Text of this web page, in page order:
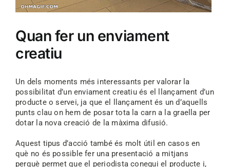
Quan fer un enviament
creatiu
Un dels moments més interessants per valorar la
possibilitat d’un enviament creatiu és el llançament d’un
producte o servei, ja que el llançament és un d’aquells
punts clau on hem de posar tota la carn a la graella per
dotar la nova creació de la màxima difusió.
Aquest tipus d’acció també és molt útil en casos en
què no és possible fer una presentació a mitjans
perquè permet que el periodista conegui el producte i,